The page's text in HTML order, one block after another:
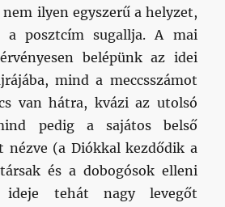
ilyen egyszerű a helyzet,
posztcím sugallja. A mai
belépünk az idei
mind a meccsszámot
van hátra, kvázi az utolsó
pedig a sajátos belső
nézve (a Diókkal kezdődik a
és a dobogósok elleni
tehát nagy levegőt